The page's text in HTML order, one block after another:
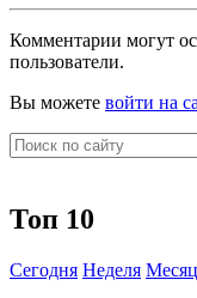
Комментарии могут
пользователи.
Вы можете войти на
Топ 10
Сегодня Неделя Месяц